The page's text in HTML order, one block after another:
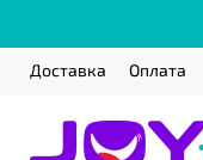
Доставка Оплата
❤